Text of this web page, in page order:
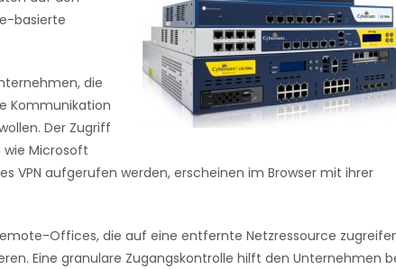
basierte
die
Kommunikation
Der Zugriff
Microsoft
VPN aufgerufen werden, erscheinen im Browser mit ihrer
Offices, die auf eine entfernte Netzressource
Eine granulare Zugangskontrolle hilft den Unternehmen